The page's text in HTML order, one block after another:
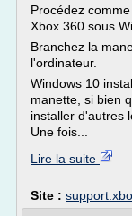
Procédez
Xbox 360 sous
Branchez la
l'ordinateur.
Windows 10
manette, si bien
installer d'autres
Une fois...
Lire la suite
Site :